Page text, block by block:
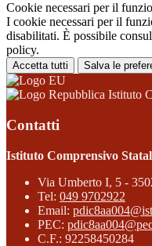
Cookie necessari per il
I cookie necessari per il
disabilitati. È possibile
policy.
Accetta tutti Salva le
Istituto
Contatti
Istituto Comprensivo
Via Umberto I, 5 -
Tel: 049 9702922
Email:
PEC:
C.F.: 92258450284